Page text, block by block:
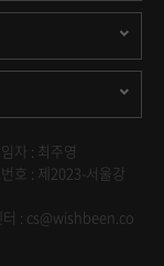
자 : 최주영
호 : 제2023-서울강
터 : cs@wishbeen.co